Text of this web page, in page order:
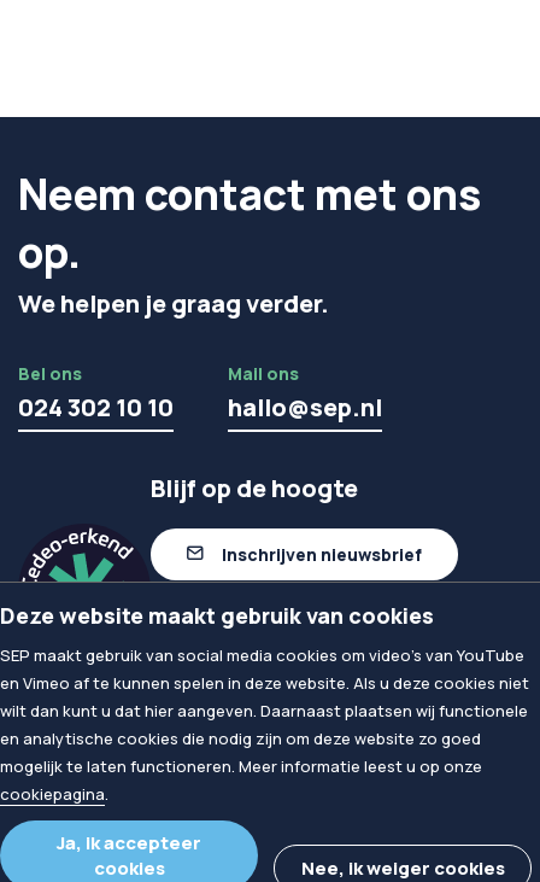
Neem contact met ons
op.
We helpen je graag verder.
Bel ons
024 302 10 10
Mail ons
hallo@sep.nl
Blijf op de hoogte
Inschrijven nieuwsbrief
Volg ons op linkedIn
© 2026SEP
Algemene voorwaarden
Proclaimer
Toegankelijkheid leermiddelen
Deze website maakt gebruik van cookies
SEP maakt gebruik van social media cookies om video's van YouTube
en Vimeo af te kunnen spelen in deze website. Als u deze cookies niet
wilt dan kunt u dat hier aangeven. Daarnaast plaatsen wij functionele
en analytische cookies die nodig zijn om deze website zo goed
mogelijk te laten functioneren. Meer informatie leest u op onze
cookiepagina.
Ja, ik accepteer
cookies
Nee, ik weiger cookies